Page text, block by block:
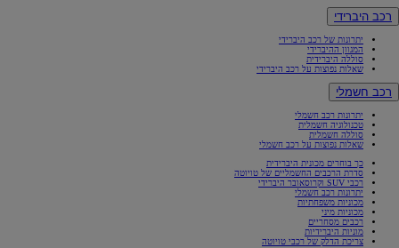
רכב היברידי
יתרונות של רכב היברידי
המגוון ההיברידי
סוללה היברידית
שאלות נפוצות על רכב היברידי
רכב חשמלי
יתרונות רכב חשמלי
טכנולוגיה חשמלית
סוללה חשמלית
שאלות נפוצות על רכב חשמלי
כך בוחרים מכונית היברידית
סדרת הרכבים החשמליים של טויוטה
רכבי SUV וקרוסאובר היברידי
יתרונות רכב חשמלי
מכוניות משפחתיות
מכוניות מיני
רכבים מסחריים
מוניות היברידיות
צריכת הדלק של רכבי טויוטה